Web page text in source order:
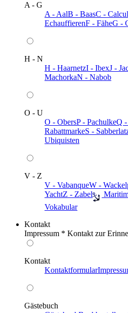
A - G
A - AalB - BaasC -
EchauffierenF - FäheG -
H - N
H - HaarnetzI - IbexJ -
MachorkaN - Nabob
O - U
O - ObersP - PachulkeQ -
RabattmarkeS -
Ubiquisten
V - Z
V - VabanqueW -
YachtZ - Zabel
Vokabular
Kontakt
Impressum * Kontakt zur
Kontakt
Kontaktformular
Gästebuch